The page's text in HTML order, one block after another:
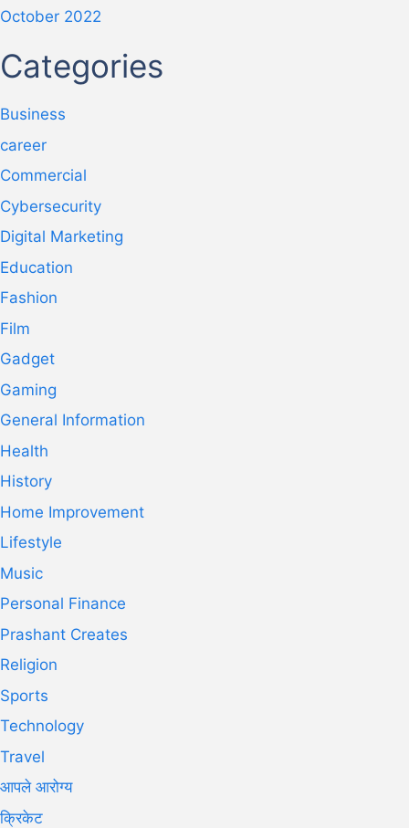
October 2022
Categories
Business
career
Commercial
Cybersecurity
Digital Marketing
Education
Fashion
Film
Gadget
Gaming
General Information
Health
History
Home Improvement
Lifestyle
Music
Personal Finance
Prashant Creates
Religion
Sports
Technology
Travel
आपले आरोग्य
क्रिकेट